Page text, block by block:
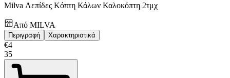
Milva Λεπίδες Κόπτη Κάλων Καλοκόπτη 2τμχ
Από MILVA
Περιγραφή Χαρακτηριστικά
€4
35